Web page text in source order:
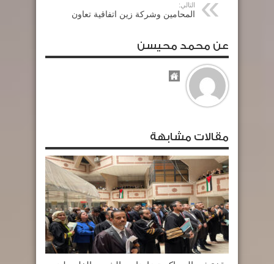
التالي:
المحامين وشركة زين اتفاقية تعاون
عن محمد محيسن
مقالات مشابهة